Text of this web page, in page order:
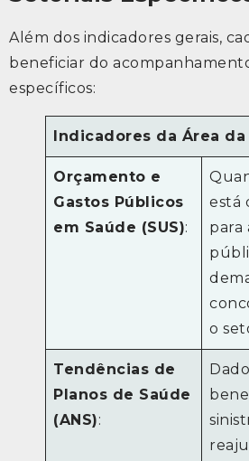
Além dos indicadores gerais,
beneficiar do
específicos:
Indicadores da Área da
Orçamento e
Gastos Públicos
em Saúde (SUS):
está
para
o
Tendências de
Planos de Saúde
(ANS):